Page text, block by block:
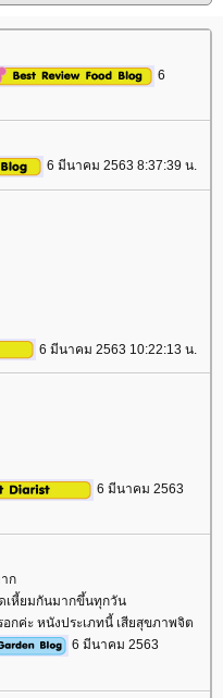
6
6 มีนาคม 2563 8:37:39 น.
6 มีนาคม 2563 10:22:13 น.
6 มีนาคม 2563
ก
เหี้ยมกันมากขึ้นทุกวัน
กค่ะ หนังประเภทนี้ เสียสุขภาพจิต
6 มีนาคม 2563